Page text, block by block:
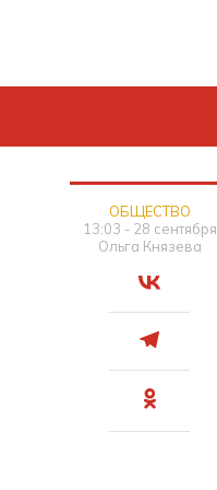
ОБЩЕСТВО
13:03 - 28 сентября
Ольга Князева